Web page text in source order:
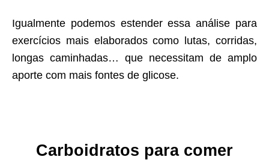
Igualmente podemos estender essa análise para
exercícios mais elaborados como lutas, corridas,
longas caminhadas… que necessitam de amplo
aporte com mais fontes de glicose.
Carboidratos para comer